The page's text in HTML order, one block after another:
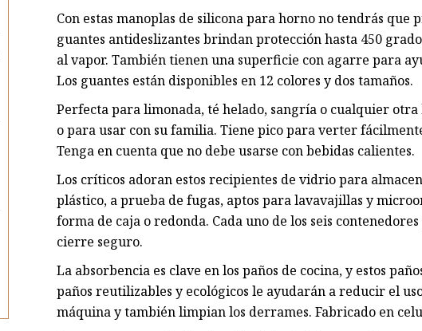
Con estas manoplas de silicona para horno no tendrás que
guantes antideslizantes brindan protección hasta 450
al vapor. También tienen una superficie con agarre para
Los guantes están disponibles en 12 colores y dos tamaños.
Perfecta para limonada, té helado, sangría o cualquier
o para usar con su familia. Tiene pico para verter
Tenga en cuenta que no debe usarse con bebidas calientes.
Los críticos adoran estos recipientes de vidrio para
plástico, a prueba de fugas, aptos para lavavajillas y
forma de caja o redonda. Cada uno de los seis
cierre seguro.
La absorbencia es clave en los paños de cocina, y estos
paños reutilizables y ecológicos le ayudarán a reducir el
máquina y también limpian los derrames. Fabricado en